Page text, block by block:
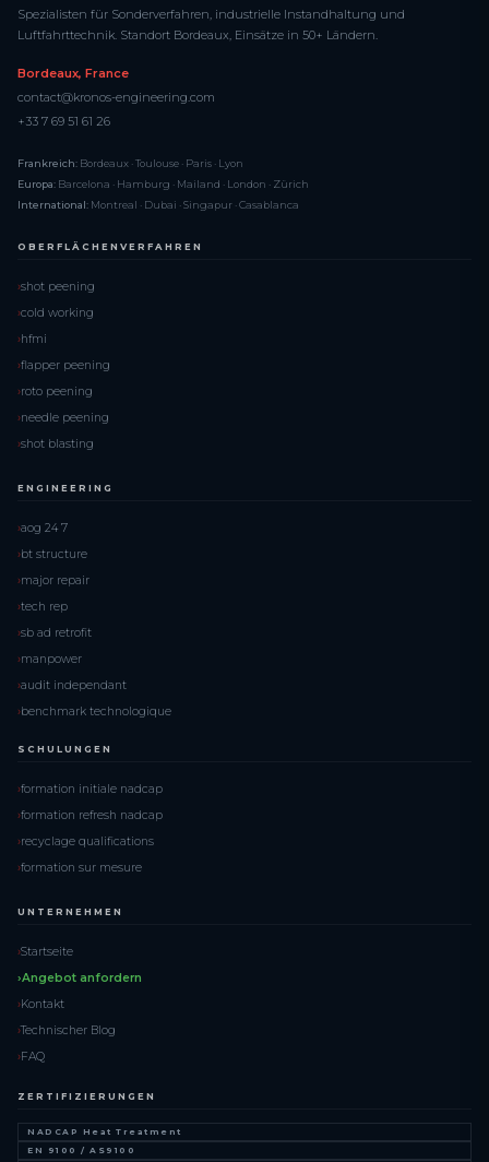
Spezialisten für Sonderverfahren, industrielle Instandhaltung und
Luftfahrttechnik. Standort Bordeaux, Einsätze in 50+ Ländern.
Bordeaux, France
contact@kronos-engineering.com
+33 7 69 51 61 26
Frankreich: Bordeaux · Toulouse · Paris · Lyon
Europa: Barcelona · Hamburg · Mailand · London · Zürich
International: Montreal · Dubai · Singapur · Casablanca
OBERFLÄCHENVERFAHREN
shot peening
cold working
hfmi
flapper peening
roto peening
needle peening
shot blasting
ENGINEERING
aog 24 7
bt structure
major repair
tech rep
sb ad retrofit
manpower
audit independant
benchmark technologique
SCHULUNGEN
formation initiale nadcap
formation refresh nadcap
recyclage qualifications
formation sur mesure
UNTERNEHMEN
Startseite
Angebot anfordern
Kontakt
Technischer Blog
FAQ
ZERTIFIZIERUNGEN
NADCAP Heat Treatment
EN 9100 / AS9100